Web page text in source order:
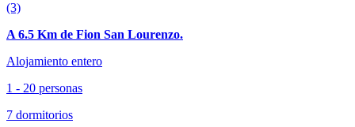
(3)
A 6.5 Km de Fion San Lourenzo.
Alojamiento entero
1 - 20 personas
7 dormitorios